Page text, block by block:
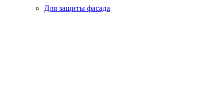
Для защиты фасада